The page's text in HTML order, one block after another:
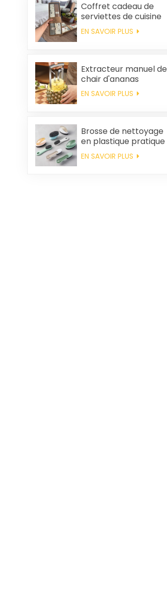
Coffret cadeau de
serviettes de cuisine
carrées et chiffons en
coton personnalisés,
ménager
EN SAVOIR PLUS
Extracteur manuel de
chair d'ananas
EN SAVOIR PLUS
Brosse de nettoyage
en plastique pratique
en gros
EN SAVOIR PLUS